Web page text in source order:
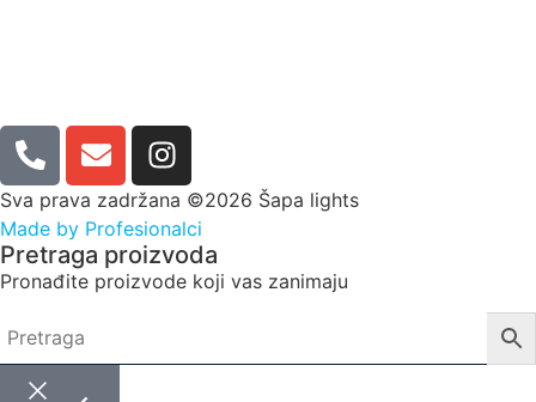
Sva prava zadržana ©2026 Šapa lights
Made by Profesionalci
Pretraga proizvoda
Pronađite proizvode koji vas zanimaju